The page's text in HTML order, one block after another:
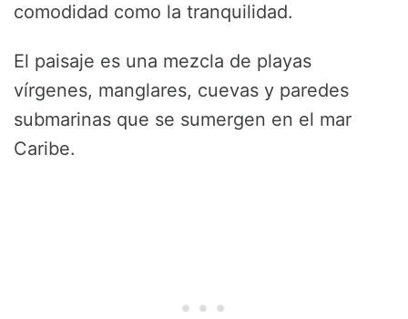
comodidad como la tranquilidad.
El paisaje es una mezcla de playas
vírgenes, manglares, cuevas y paredes
submarinas que se sumergen en el mar
Caribe.